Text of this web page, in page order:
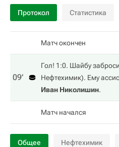
Протокол Статистика
Матч окончен
09‎’‎
Гол! 1:0. Шайбу
Нефтехимик). Ему
Иван Николишин.
Матч начался
Общее Нефтехимик